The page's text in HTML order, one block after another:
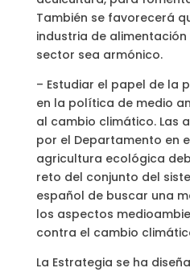
También se favorecerá
industria de
sector sea armónico.
– Estudiar el papel de la
en la política de medio
al cambio climático. Las
por el Departamento en
agricultura ecológica
reto del conjunto del
español de buscar una
los aspectos
contra el cambio
La Estrategia se ha